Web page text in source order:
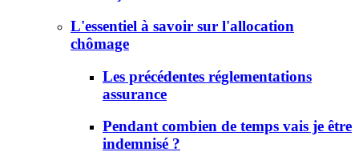
L'essentiel à savoir sur l'allocation
chômage
Les précédentes réglementations
assurance
Pendant combien de temps vais je être
indemnisé ?